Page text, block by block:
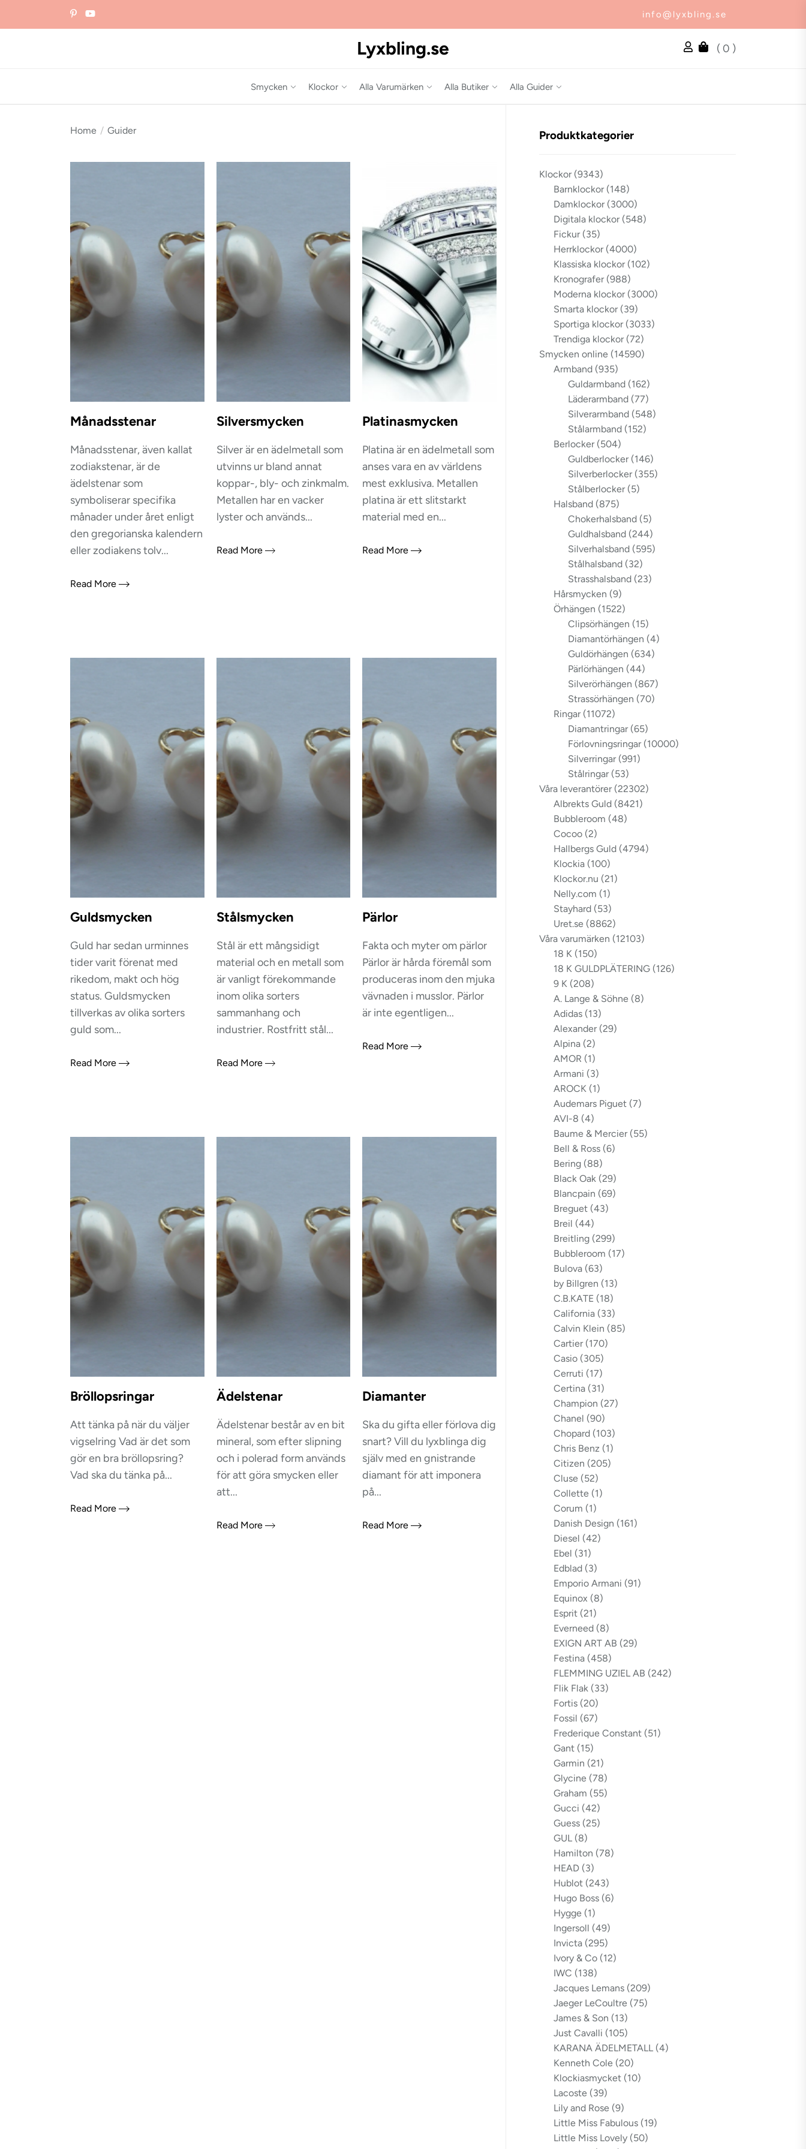
info@lyxbling.se
Lyxbling.se ( 0 )
Smycken Klockor Alla Varumärken Alla Butiker Alla Guider
Home Guider
Månadsstenar
Månadsstenar, även kallat
zodiakstenar, är de
ädelstenar som
symboliserar specifika
månader under året enligt
den gregorianska kalendern
eller zodiakens tolv...
Read More
Silversmycken
Silver är en ädelmetall som
utvinns ur bland annat
koppar-, bly- och zinkmalm.
Metallen har en vacker
lyster och används...
Read More
Platinasmycken
Platina är en ädelmetall som
anses vara en av världens
mest exklusiva. Metallen
platina är ett slitstarkt
material med en...
Read More
Guldsmycken
Guld har sedan urminnes
tider varit förenat med
rikedom, makt och hög
status. Guldsmycken
tillverkas av olika sorters
guld som...
Read More
Stålsmycken
Stål är ett mångsidigt
material och en metall som
är vanligt förekommande
inom olika sorters
sammanhang och
industrier. Rostfritt stål...
Read More
Pärlor
Fakta och myter om pärlor
Pärlor är hårda föremål som
produceras inom den mjuka
vävnaden i musslor. Pärlor
är inte egentligen...
Read More
Bröllopsringar
Att tänka på när du väljer
vigselring Vad är det som
gör en bra bröllopsring?
Vad ska du tänka på...
Read More
Ädelstenar
Ädelstenar består av en bit
mineral, som efter slipning
och i polerad form används
för att göra smycken eller
att...
Read More
Diamanter
Ska du gifta eller förlova dig
snart? Vill du lyxblinga dig
själv med en gnistrande
diamant för att imponera
på...
Read More
Produktkategorier
Klockor (9343)
Barnklockor (148)
Damklockor (3000)
Digitala klockor (548)
Fickur (35)
Herrklockor (4000)
Klassiska klockor (102)
Kronografer (988)
Moderna klockor (3000)
Smarta klockor (39)
Sportiga klockor (3033)
Trendiga klockor (72)
Smycken online (14590)
Armband (935)
Guldarmband (162)
Läderarmband (77)
Silverarmband (548)
Stålarmband (152)
Berlocker (504)
Guldberlocker (146)
Silverberlocker (355)
Stålberlocker (5)
Halsband (875)
Chokerhalsband (5)
Guldhalsband (244)
Silverhalsband (595)
Stålhalsband (32)
Strasshalsband (23)
Hårsmycken (9)
Örhängen (1522)
Clipsörhängen (15)
Diamantörhängen (4)
Guldörhängen (634)
Pärlörhängen (44)
Silverörhängen (867)
Strassörhängen (70)
Ringar (11072)
Diamantringar (65)
Förlovningsringar (10000)
Silverringar (991)
Stålringar (53)
Våra leverantörer (22302)
Albrekts Guld (8421)
Bubbleroom (48)
Cocoo (2)
Hallbergs Guld (4794)
Klockia (100)
Klockor.nu (21)
Nelly.com (1)
Stayhard (53)
Uret.se (8862)
Våra varumärken (12103)
18 K (150)
18 K GULDPLÄTERING (126)
9 K (208)
A. Lange & Söhne (8)
Adidas (13)
Alexander (29)
Alpina (2)
AMOR (1)
Armani (3)
AROCK (1)
Audemars Piguet (7)
AVI-8 (4)
Baume & Mercier (55)
Bell & Ross (6)
Bering (88)
Black Oak (29)
Blancpain (69)
Breguet (43)
Breil (44)
Breitling (299)
Bubbleroom (17)
Bulova (63)
by Billgren (13)
C.B.KATE (18)
California (33)
Calvin Klein (85)
Cartier (170)
Casio (305)
Cerruti (17)
Certina (31)
Champion (27)
Chanel (90)
Chopard (103)
Chris Benz (1)
Citizen (205)
Cluse (52)
Collette (1)
Corum (1)
Danish Design (161)
Diesel (42)
Ebel (31)
Edblad (3)
Emporio Armani (91)
Equinox (8)
Esprit (21)
Everneed (8)
EXIGN ART AB (29)
Festina (458)
FLEMMING UZIEL AB (242)
Flik Flak (33)
Fortis (20)
Fossil (67)
Frederique Constant (51)
Gant (15)
Garmin (21)
Glycine (78)
Graham (55)
Gucci (42)
Guess (25)
GUL (8)
Hamilton (78)
HEAD (3)
Hublot (243)
Hugo Boss (6)
Hygge (1)
Ingersoll (49)
Invicta (295)
Ivory & Co (12)
IWC (138)
Jacques Lemans (209)
Jaeger LeCoultre (75)
James & Son (13)
Just Cavalli (105)
KARANA ÄDELMETALL (4)
Kenneth Cole (20)
Klockiasmycket (10)
Lacoste (39)
Lily and Rose (9)
Little Miss Fabulous (19)
Little Miss Lovely (50)